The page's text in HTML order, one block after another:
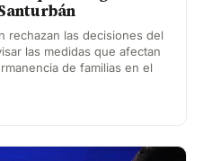
rechazan las decisiones del
las medidas que afectan
de familias en el